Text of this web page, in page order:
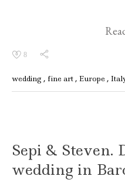
8
wedding fine art Europe
Sepi & Steven.
wedding in